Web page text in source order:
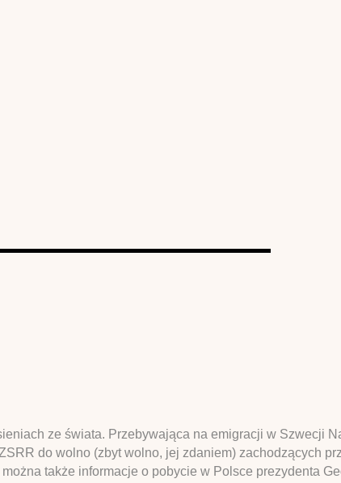
ze świata. Przebywająca na emigracji w Szwecji
do wolno (zbyt wolno, jej zdaniem) zachodzących
także informacje o pobycie w Polsce prezydenta